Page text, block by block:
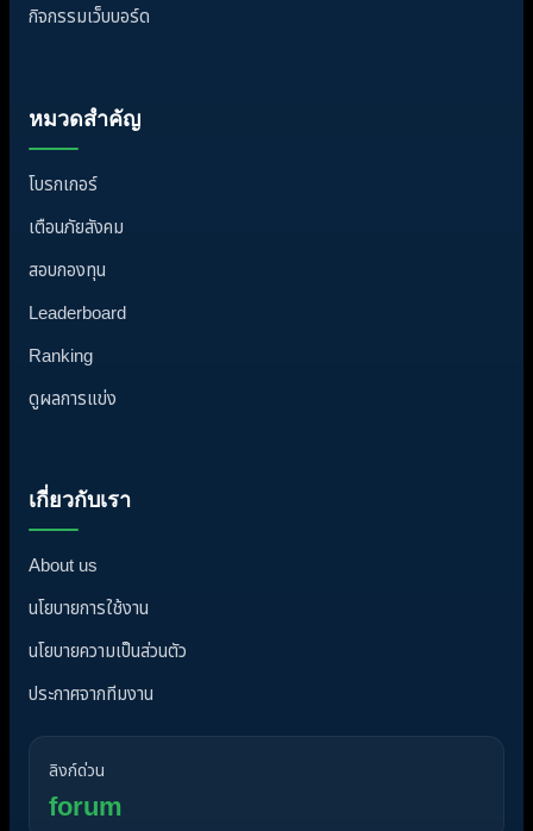
กิจกรรมเว็บบอร์ด
หมวดสำคัญ
โบรกเกอร์
เตือนภัยสังคม
สอบกองทุน
Leaderboard
Ranking
ดูผลการแข่ง
เกี่ยวกับเรา
About us
นโยบายการใช้งาน
นโยบายความเป็นส่วนตัว
ประกาศจากทีมงาน
ลิงก์ด่วน
forum